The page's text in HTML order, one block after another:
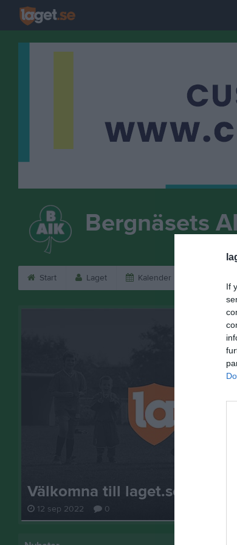
If
Bergnäsets
Start Laget Kalender
Välkomna till laget.se – Här
12 sep 2022 0